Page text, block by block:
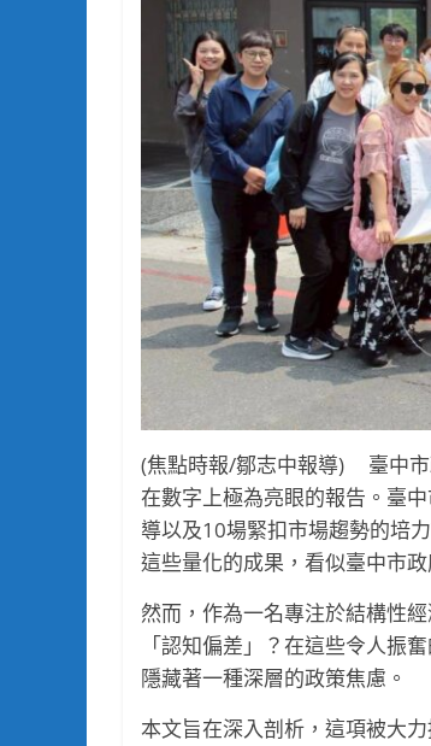
(焦點時報/鄒志中報導) 臺中市
在數字上極為亮眼的報告。臺
導以及10場緊扣市場趨勢的培
這些量化的成果，看似臺中市
然而，作為一名專注於結構性
「認知偏差」？在這些令人振
隱藏著一種深層的政策焦慮。
本文旨在深入剖析，這項被大